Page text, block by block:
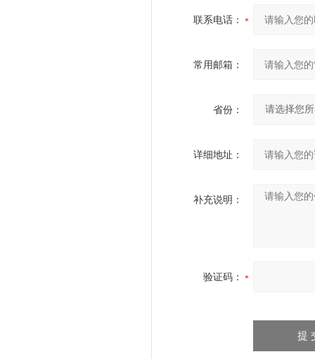
联系电话：
常用邮箱：
省份：
详细地址：
补充说明：
验证码：